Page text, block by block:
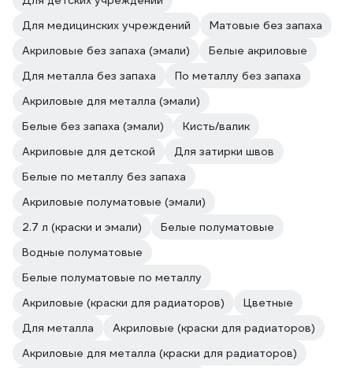
Для медицинских учреждений
Матовые без запаха
Акриловые без запаха (эмали)
Белые акриловые
Для металла без запаха
По металлу без запаха
Акриловые для металла (эмали)
Белые без запаха (эмали)
Кисть/валик
Акриловые для детской
Для затирки швов
Белые по металлу без запаха
Акриловые полуматовые (эмали)
2.7 л (краски и эмали)
Белые полуматовые
Водные полуматовые
Белые полуматовые по металлу
Акриловые (краски для радиаторов)
Цветные
Для металла
Акриловые (краски для радиаторов)
Акриловые для металла (краски для радиаторов)